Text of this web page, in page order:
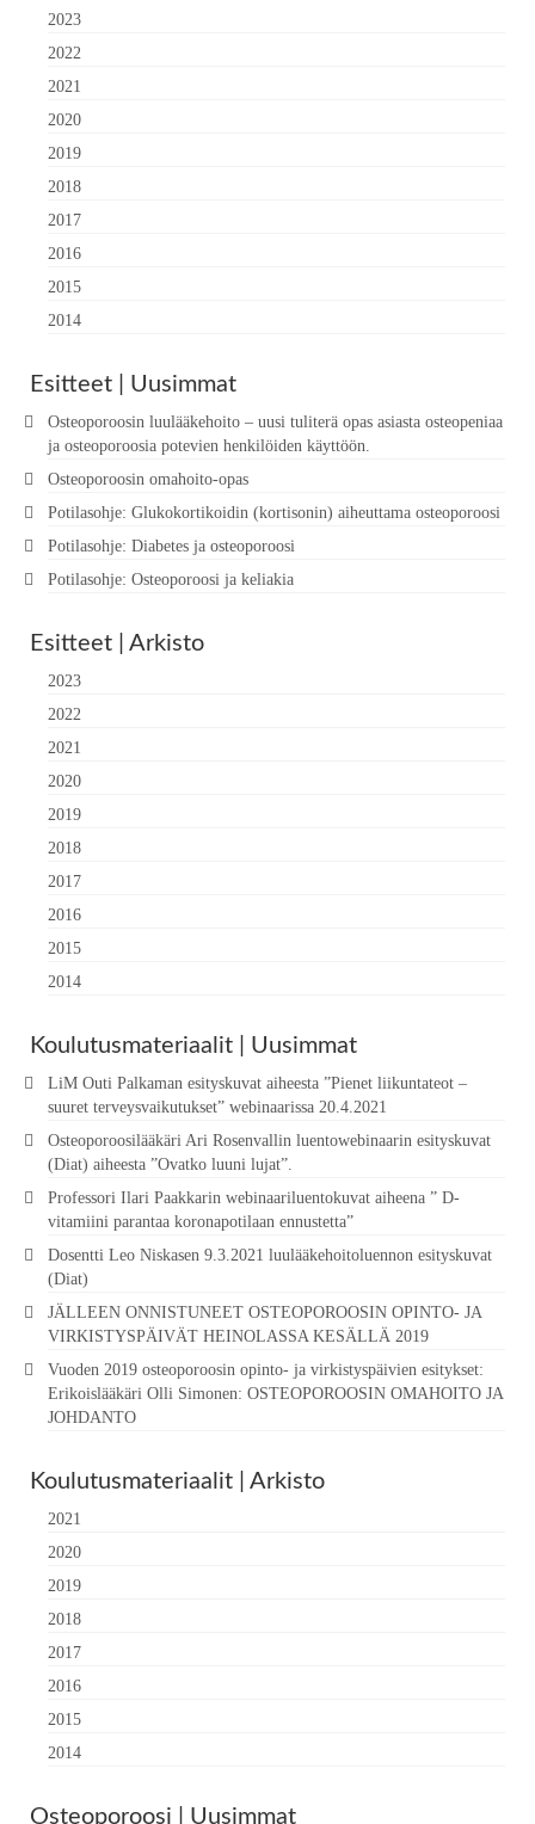
2023
2022
2021
2020
2019
2018
2017
2016
2015
2014
Esitteet | Uusimmat
Osteoporoosin luulääkehoito – uusi tuliterä opas asiasta osteopeniaa
ja osteoporoosia potevien henkilöiden käyttöön.
Osteoporoosin omahoito-opas
Potilasohje: Glukokortikoidin (kortisonin) aiheuttama osteoporoosi
Potilasohje: Diabetes ja osteoporoosi
Potilasohje: Osteoporoosi ja keliakia
Esitteet | Arkisto
2023
2022
2021
2020
2019
2018
2017
2016
2015
2014
Koulutusmateriaalit | Uusimmat
LiM Outi Palkaman esityskuvat aiheesta ”Pienet liikuntateot –
suuret terveysvaikutukset” webinaarissa 20.4.2021
Osteoporoosilääkäri Ari Rosenvallin luentowebinaarin esityskuvat
(Diat) aiheesta ”Ovatko luuni lujat”.
Professori Ilari Paakkarin webinaariluentokuvat aiheena ” D-
vitamiini parantaa koronapotilaan ennustetta”
Dosentti Leo Niskasen 9.3.2021 luulääkehoitoluennon esityskuvat
(Diat)
JÄLLEEN ONNISTUNEET OSTEOPOROOSIN OPINTO- JA
VIRKISTYSPÄIVÄT HEINOLASSA KESÄLLÄ 2019
Vuoden 2019 osteoporoosin opinto- ja virkistyspäivien esitykset:
Erikoislääkäri Olli Simonen: OSTEOPOROOSIN OMAHOITO JA
JOHDANTO
Koulutusmateriaalit | Arkisto
2021
2020
2019
2018
2017
2016
2015
2014
Osteoporoosi | Uusimmat